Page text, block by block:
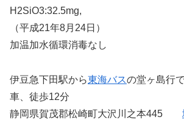
H2SiO3:32.5mg,
（平成21年8月24日）
加温加水循環消毒なし
伊豆急下田駅から東海バスの堂ヶ島行
車、徒歩12分
静岡県賀茂郡松崎町大沢川之本445